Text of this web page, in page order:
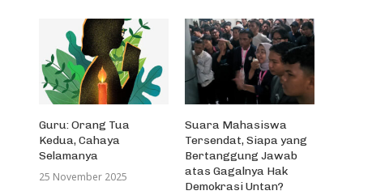
Guru: Orang Tua
Kedua, Cahaya
Selamanya
25 November 2025
Suara Mahasiswa
Tersendat, Siapa yang
Bertanggung Jawab
atas Gagalnya Hak
Demokrasi Untan?